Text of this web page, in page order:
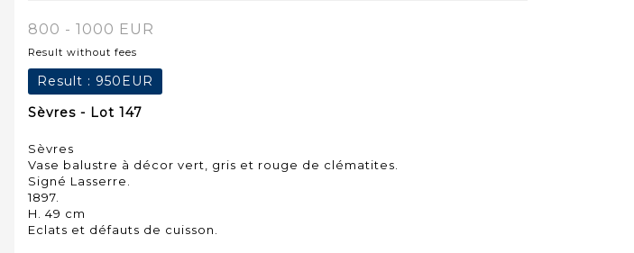
800 - 1000 EUR
Result without fees
Result : 950EUR
Sèvres - Lot 147
Sèvres
Vase balustre à décor vert, gris et rouge de clématites.
Signé Lasserre.
1897.
H. 49 cm